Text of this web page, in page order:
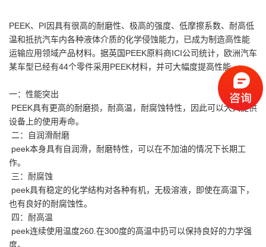
PEEK、PI因具有很高的耐磨性、极高的强度、低摩擦系数、耐高低
温和抵抗汽车内各种液体介质的化学侵蚀能力，已成为制造高性能
运输应用领域产品材料。据英国PEEK原料商ICI公司统计，欧洲汽车
某车型已经有44个零件采用PEEK材料，并可大幅度提高性能。
一：性能突出
PEEK具有更高的耐磨损，耐高温，耐腐蚀特性，因此可以大大提供
设备上的使用寿命。
二：自润滑耐磨
peek本身具有自润滑，耐磨特性，可以在不加油的情况下长期工
作。
三：耐腐蚀
peek具有稳定的化学结构对各种有机，无极溶液，即使在高温下，
也有良好的耐腐蚀性。
四：耐高温
peek连续使用温度260.在300度的高温中扔可以保持良好的力学强
度。